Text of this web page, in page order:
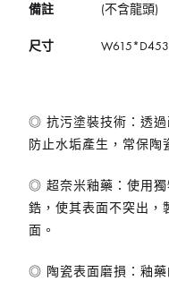
備註 (不含龍頭)
尺寸
◎ 抗污塗裝技術 ： 透
防止水垢產生，常保陶
◎ 超奈米釉藥 ： 使用
鋯，使其表面不突出，
面。
◎ 陶瓷表面磨損 ： 釉